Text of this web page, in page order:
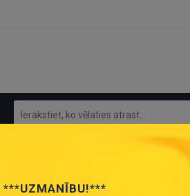
***UZMANĪBU!***